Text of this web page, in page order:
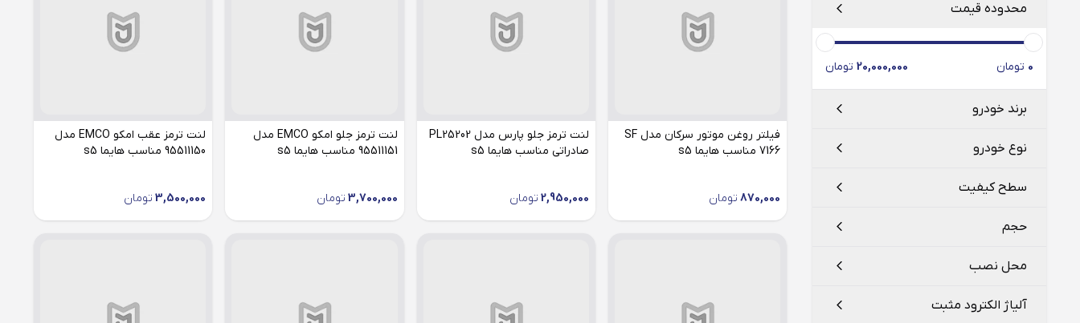
محدوده قیمت
0 تومان 20,000,000 تومان
برند خودرو
جک
نوع خودرو
هایما s8
سطح کیفیت
ATF CVT
حجم
یک لیتر
محل نصب
آلیاژ الکترود مثبت
فیلتر روغن موتور سرکان مدل SF
7166 مناسب هایما s5
870,000 تومان
لنت ترمز جلو پارس مدل PL25202
صادراتی مناسب هایما s5
2,950,000 تومان
لنت ترمز جلو امکو EMCO مدل
95511151 مناسب هایما s5
3,700,000 تومان
لنت ترمز عقب امکو EMCO مدل
95511150 مناسب هایما s5
3,500,000 تومان